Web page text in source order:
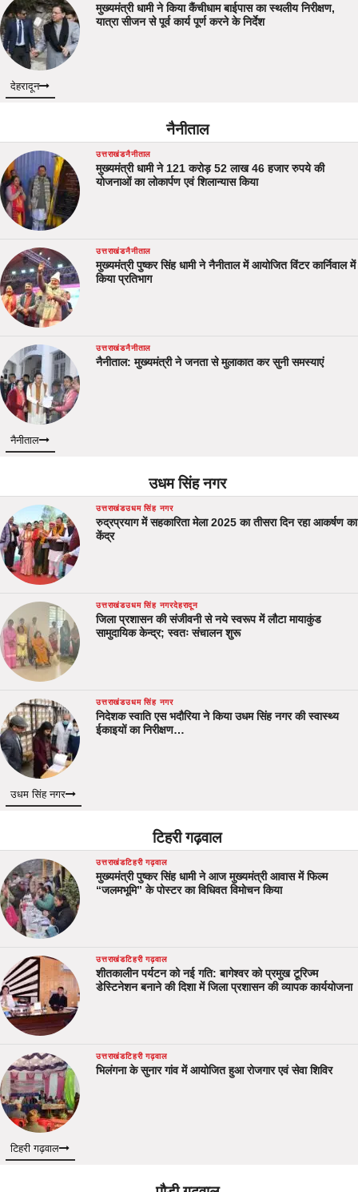
मुख्यमंत्री धामी ने किया कैंचीधाम बाईपास का स्थलीय निरीक्षण,
यात्रा सीजन से पूर्व कार्य पूर्ण करने के निर्देश
देहरादून
नैनीताल
उत्तराखंडनैनीताल
मुख्यमंत्री धामी ने 121 करोड़ 52 लाख 46 हजार रुपये की
योजनाओं का लोकार्पण एवं शिलान्यास किया
उत्तराखंडनैनीताल
मुख्यमंत्री पुष्कर सिंह धामी ने नैनीताल में आयोजित विंटर कार्निवाल में
किया प्रतिभाग
उत्तराखंडनैनीताल
नैनीताल: मुख्यमंत्री ने जनता से मुलाकात कर सुनी समस्याएं
नैनीताल
उधम सिंह नगर
उत्तराखंडउधम सिंह नगर
रुद्रप्रयाग में सहकारिता मेला 2025 का तीसरा दिन रहा आकर्षण का
केंद्र
उत्तराखंडउधम सिंह नगरदेहरादून
जिला प्रशासन की संजीवनी से नये स्वरूप में लौटा मायाकुंड
सामुदायिक केन्द्र; स्वतः संचालन शुरू
उत्तराखंडउधम सिंह नगर
निदेशक स्वाति एस भदौरिया ने किया उधम सिंह नगर की स्वास्थ्य
ईकाइयों का निरीक्षण…
उधम सिंह नगर
टिहरी गढ़वाल
उत्तराखंडटिहरी गढ़वाल
मुख्यमंत्री पुष्कर सिंह धामी ने आज मुख्यमंत्री आवास में फिल्म
“जलमभूमि” के पोस्टर का विधिवत विमोचन किया
उत्तराखंडटिहरी गढ़वाल
शीतकालीन पर्यटन को नई गति: बागेश्वर को प्रमुख टूरिज्म
डेस्टिनेशन बनाने की दिशा में जिला प्रशासन की व्यापक कार्ययोजना
उत्तराखंडटिहरी गढ़वाल
भिलंगना के सुनार गांव में आयोजित हुआ रोजगार एवं सेवा शिविर
टिहरी गढ़वाल